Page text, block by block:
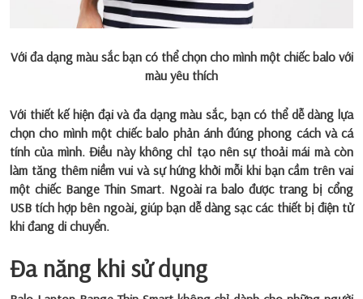
Với đa dạng màu sắc bạn có thể chọn cho mình một chiếc balo với
màu yêu thích
Với thiết kế hiện đại và đa dạng màu sắc, bạn có thể dễ dàng lựa
chọn cho mình một chiếc balo phản ánh đúng phong cách và cá
tính của mình. Điều này không chỉ tạo nên sự thoải mái mà còn
làm tăng thêm niềm vui và sự hứng khởi mỗi khi bạn cầm trên vai
một chiếc Bange Thin Smart. Ngoài ra balo được trang bị cổng
USB tích hợp bên ngoài, giúp bạn dễ dàng sạc các thiết bị điện tử
khi đang di chuyển.
Đa năng khi sử dụng